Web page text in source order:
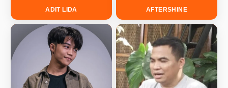
ADIT LIDA AFTERSHINE